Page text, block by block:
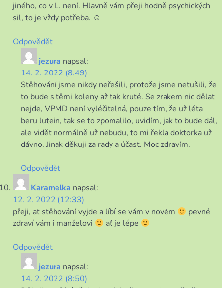
jiného, co v L. není. Hlavně vám přeji hodně psychických
sil, to je vždy potřeba. ☺
Odpovědět
jezura napsal:
14. 2. 2022 (8:49)
Stěhování jsme nikdy neřešili, protože jsme netušili, že
to bude s těmi koleny až tak kruté. Se zrakem nic dělat
nejde, VPMD není vyléčitelná, pouze tím, že už léta
beru lutein, tak se to zpomalilo, uvidím, jak to bude dál,
ale vidět normálně už nebudu, to mi řekla doktorka už
dávno. Jinak děkuji za rady a účast. Moc zdravím.
Odpovědět
Karamelka napsal:
12. 2. 2022 (12:33)
přeji, ať stěhování vyjde a líbí se vám v novém
pevné
zdraví vám i manželovi
ať je lépe
Odpovědět
jezura napsal:
14. 2. 2022 (8:50)